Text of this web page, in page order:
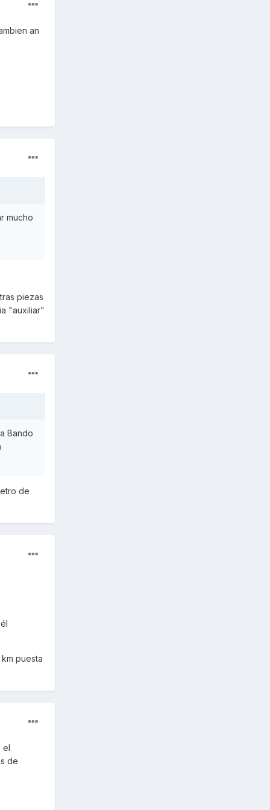
an
mucho
piezas
"auxiliar"
Bando
de
puesta
el
de